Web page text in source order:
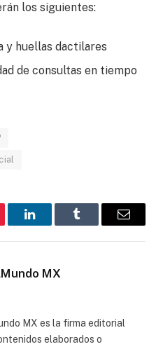
los siguientes:
y huellas dactilares
de consultas en tiempo
LinkedInTumblr
Correo
MX
MX es la firma editorial
elaborados o